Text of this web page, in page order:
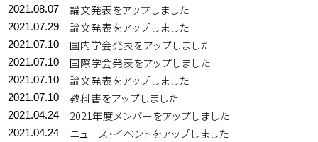
2021.08.07 論文発表をアップしました
2021.07.29 論文発表をアップしました
2021.07.10 国内学会発表をアップしました
2021.07.10 国際学会発表をアップしました
2021.07.10 論文発表をアップしました
2021.07.10 教科書をアップしました
2021.04.24 2021年度メンバーをアップしました
2021.04.24 ニュース・イベントをアップしました